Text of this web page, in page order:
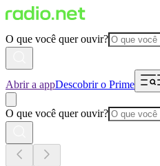
O que você quer ouvir?
Abrir a appDescobrir o Prime
O que você quer ouvir?